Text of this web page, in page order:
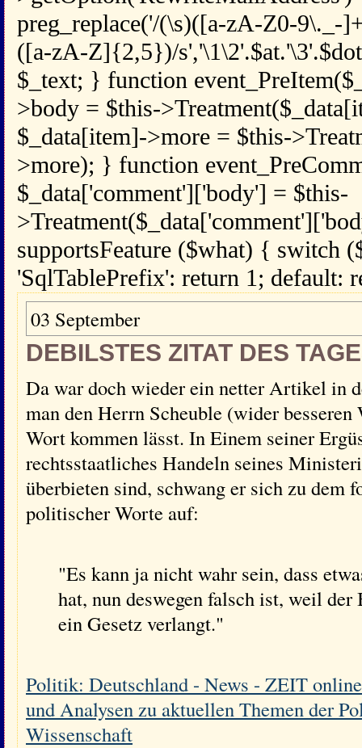
preg_replace('/(\s)([a-zA-Z0-9\._-
([a-zA-Z]{2,5})/
$_text; } function
>body = $this-
$_data[item]->more = $this-
>more); } function
$_data['comment']['body'] = $this-
supportsFeature ($what) { switch
'SqlTablePrefix': return 1; default:
03 September
DEBILSTES ZITAT DES
Da war doch wieder ein netter Artikel in
man den Herrn Scheuble (wider
Wort kommen lässt. In Einem seiner
rechtsstaatliches Handeln seines
überbieten sind, schwang er sich zu dem
politischer Worte auf:
"Es kann ja nicht wahr sein, dass
hat, nun deswegen falsch ist, weil
ein Gesetz verlangt."
Politik: Deutschland - News - ZEIT
und Analysen zu aktuellen Themen der
Wissenschaft